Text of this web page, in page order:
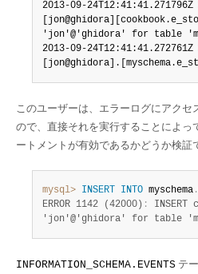
2013-09-
'jon'@'ghidora' for table
2013-09-
このユーザーは、エラーログにアク
ので、直接それを実行することによっ
ートメントが有効であるかどうか検証
mysql> INSERT INTO myschema .
ERROR 1142 (42000) :
INSERT
'jon'@'ghidora' for table
INFORMATION_SCHEMA.EVENTS テ